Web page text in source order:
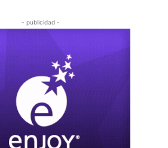
- publicidad -